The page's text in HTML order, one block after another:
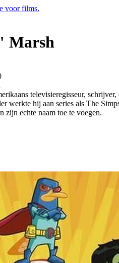
Marsh
televisieregisseur,
werkte hij aan series als The
zijn echte naam toe te voegen.